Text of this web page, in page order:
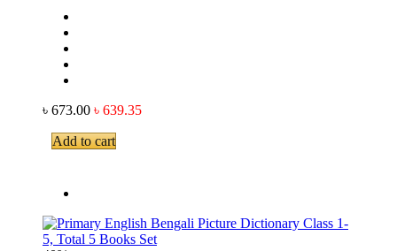
৳ 673.00 ৳ 639.35
Add to cart